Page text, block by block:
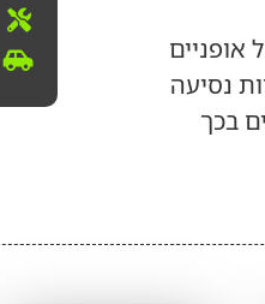
אופניים
נסיעה
בכך